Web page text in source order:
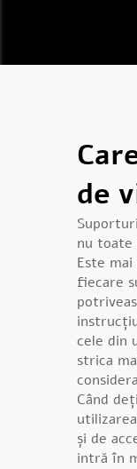
de
nu toate
Este
fiecare
cele din
strica
Când
și de
intră în